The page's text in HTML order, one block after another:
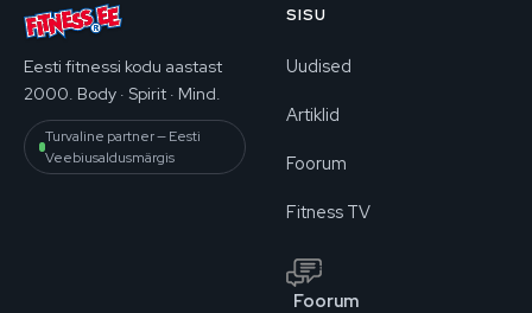
Eesti fitnessi kodu aastast
2000. Body · Spirit · Mind.
Turvaline partner — Eesti
Veebiusaldusmärgis
SISU
Uudised
Artiklid
Foorum
Fitness TV
Foorum